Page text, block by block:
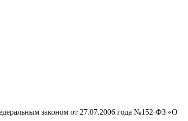
законом от 27.07.2006 года №152-ФЗ «О